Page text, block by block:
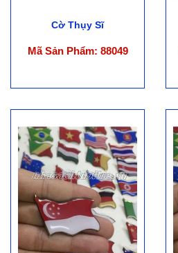
Cờ Thụy Sĩ
Mã Sản Phẩm: 88049